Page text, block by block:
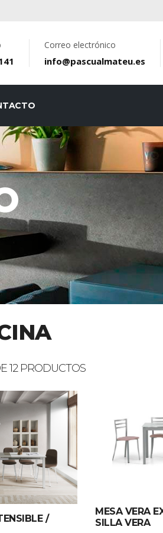
Correo electrónico
info@pascualmateu.es
12 PRODUCTOS
/
MESA VERA
SILLA VERA